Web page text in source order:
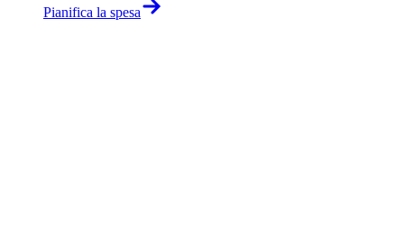
Pianifica la spesa